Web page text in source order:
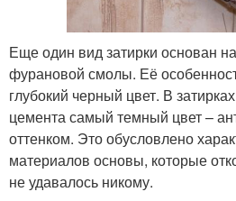
Еще один вид затирки основан
фурановой смолы. Её
глубокий черный цвет. В
цемента самый темный цвет –
оттенком. Это обусловлено
материалов основы, которые
не удавалось никому.